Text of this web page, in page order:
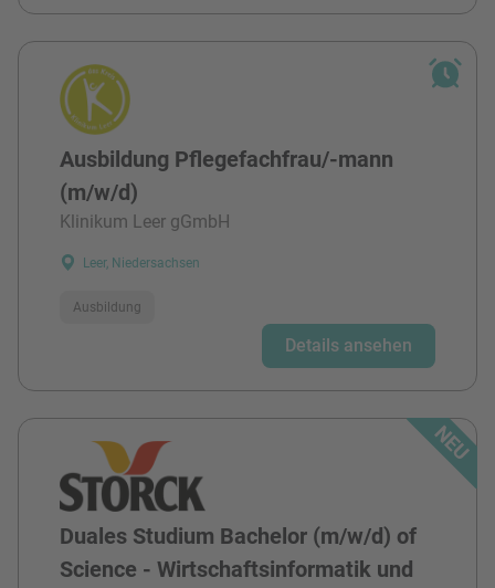
Ausbildung Pflegefachfrau/-mann
(m/w/d)
Klinikum Leer gGmbH
Leer, Niedersachsen
Ausbildung
Details ansehen
Duales Studium Bachelor (m/w/d) of
Science - Wirtschaftsinformatik und